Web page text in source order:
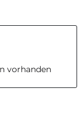
vorhanden